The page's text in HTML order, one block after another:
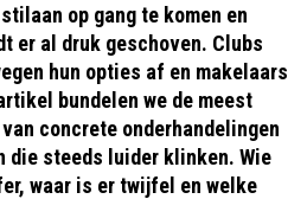
op gang te komen en
er al druk geschoven. Clubs
hun opties af en makelaars
bundelen we de meest
concrete onderhandelingen
die steeds luider klinken. Wie
waar is er twijfel en welke